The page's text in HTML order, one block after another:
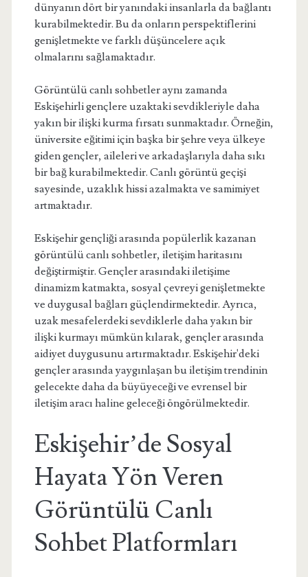
dünyanın dört bir yanındaki insanlarla da bağlantı
kurabilmektedir. Bu da onların perspektiflerini
genişletmekte ve farklı düşüncelere açık
olmalarını sağlamaktadır.
Görüntülü canlı sohbetler aynı zamanda
Eskişehirli gençlere uzaktaki sevdikleriyle daha
yakın bir ilişki kurma fırsatı sunmaktadır. Örneğin,
üniversite eğitimi için başka bir şehre veya ülkeye
giden gençler, aileleri ve arkadaşlarıyla daha sıkı
bir bağ kurabilmektedir. Canlı görüntü geçişi
sayesinde, uzaklık hissi azalmakta ve samimiyet
artmaktadır.
Eskişehir gençliği arasında popülerlik kazanan
görüntülü canlı sohbetler, iletişim haritasını
değiştirmiştir. Gençler arasındaki iletişime
dinamizm katmakta, sosyal çevreyi genişletmekte
ve duygusal bağları güçlendirmektedir. Ayrıca,
uzak mesafelerdeki sevdiklerle daha yakın bir
ilişki kurmayı mümkün kılarak, gençler arasında
aidiyet duygusunu artırmaktadır. Eskişehir'deki
gençler arasında yaygınlaşan bu iletişim trendinin
gelecekte daha da büyüyeceği ve evrensel bir
iletişim aracı haline geleceği öngörülmektedir.
Eskişehir’de Sosyal
Hayata Yön Veren
Görüntülü Canlı
Sohbet Platformları